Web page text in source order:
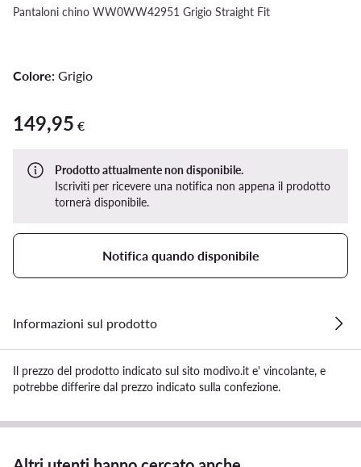
Pantaloni chino WW0WW42951 Grigio Straight Fit
Colore: Grigio
149,95 €
149,95 €
Prodotto attualmente non disponibile.
Iscriviti per ricevere una notifica non appena il prodotto
tornerà disponibile.
Notifica quando disponibile
Informazioni sul prodotto
Il prezzo del prodotto indicato sul sito modivo.it e' vincolante, e
potrebbe differire dal prezzo indicato sulla confezione.